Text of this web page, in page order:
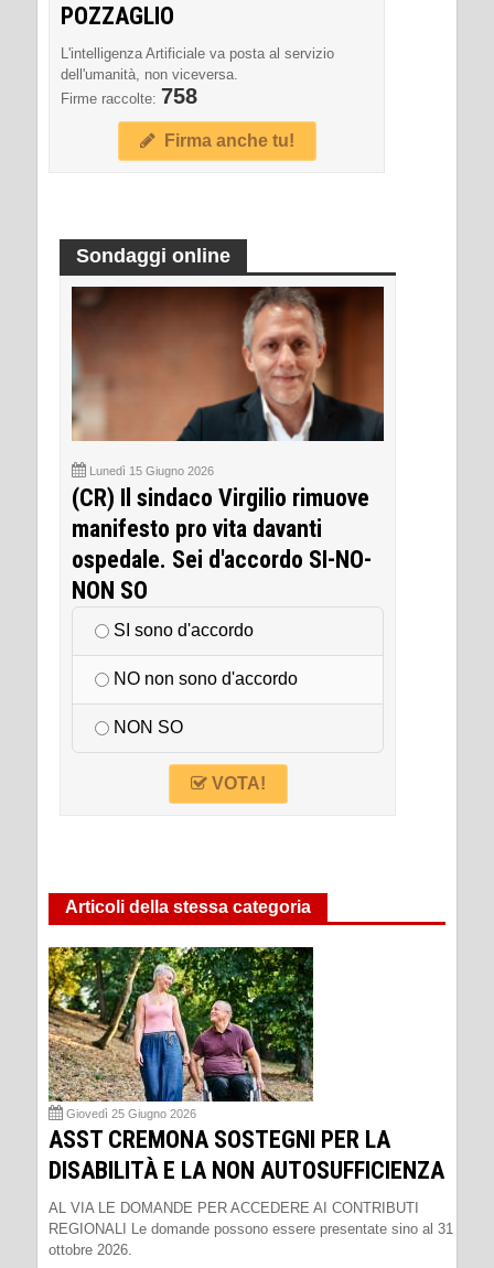
POZZAGLIO
L'intelligenza Artificiale va posta al servizio
dell'umanità, non viceversa.
Firme raccolte: 758
Firma anche tu!
Sondaggi online
Lunedì 15 Giugno 2026
(CR) Il sindaco Virgilio rimuove
manifesto pro vita davanti
ospedale. Sei d'accordo SI-NO-
NON SO
SI sono d'accordo
NO non sono d'accordo
NON SO
VOTA!
Articoli della stessa categoria
Giovedì 25 Giugno 2026
ASST CREMONA SOSTEGNI PER LA
DISABILITÀ E LA NON AUTOSUFFICIENZA
AL VIA LE DOMANDE PER ACCEDERE AI CONTRIBUTI
REGIONALI Le domande possono essere presentate sino al 31
ottobre 2026.